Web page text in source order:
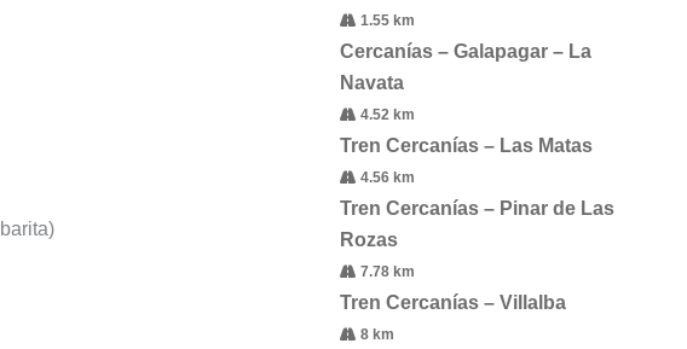
1.55 km
Cercanías – Galapagar – La
Navata
4.52 km
Tren Cercanías – Las Matas
4.56 km
Tren Cercanías – Pinar de Las
Rozas
7.78 km
Tren Cercanías – Villalba
8 km